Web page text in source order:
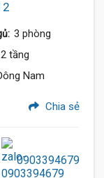
3 phòng
2 tầng
Nam
Chia sẻ
0903394679